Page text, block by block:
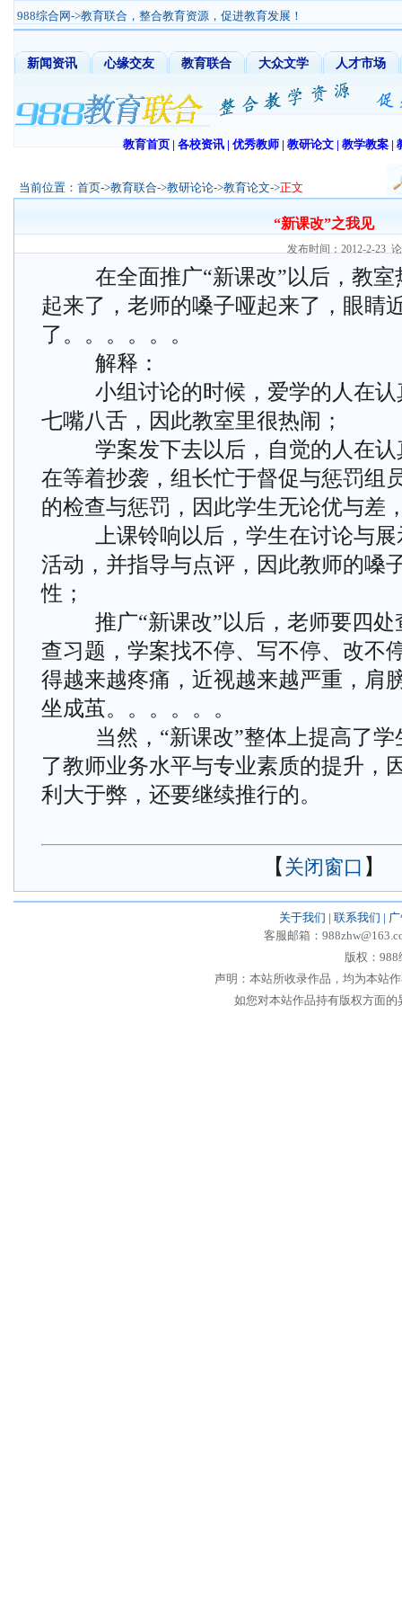
988综合网->教育联合，整合教育资源，促进教育发展！
新闻资讯 心缘交友 教育联合 大众文学 人才市场
教育首页| 各校资讯| 优秀教师| 教研论文| 教学教案|
当前位置： 首页->教育联合->教研论论->教育论文->正文
“新课改”之我见
发布时间：2012-2-23
在全面推广“新课改”以后，教室
起来了，老师的嗓子哑起来了，眼睛
了。。。。。。
解释：
小组讨论的时候，爱学的人在认
七嘴八舌，因此教室里很热闹；
学案发下去以后，自觉的人在认
在等着抄袭，组长忙于督促与惩罚组
的检查与惩罚，因此学生无论优与差
上课铃响以后，学生在讨论与展
活动，并指导与点评，因此教师的嗓
性；
推广“新课改”以后，老师要四处
查习题，学案找不停、写不停、改不
得越来越疼痛，近视越来越严重，肩
坐成茧。。。。。。
当然，“新课改”整体上提高了学
了教师业务水平与专业素质的提升，
利大于弊，还要继续推行的。
【 关闭窗口 】
关于我们 | 联系我们 |
客服邮箱：
版权：
声明：本站所收录作品，均为本站
如您对本站作品持有版权方面